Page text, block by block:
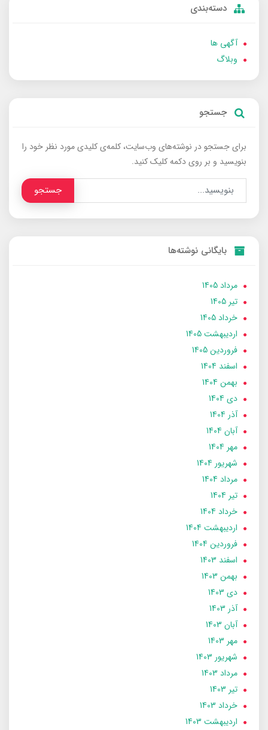
دسته‌بندی
آگهی ها
وبلاگ
جستجو
برای جستجو در نوشته‌های وب‌سایت، کلمه‌ی کلیدی مورد نظر خود را
بنویسید و بر روی دکمه کلیک کنید.
جستجو
بایگانی نوشته‌ها
مرداد 1405
تير 1405
خرداد 1405
ارديبهشت 1405
فروردین 1405
اسفند 1404
بهمن 1404
دی 1404
آذر 1404
آبان 1404
مهر 1404
شهریور 1404
مرداد 1404
تير 1404
خرداد 1404
ارديبهشت 1404
فروردین 1404
اسفند 1403
بهمن 1403
دی 1403
آذر 1403
آبان 1403
مهر 1403
شهریور 1403
مرداد 1403
تير 1403
خرداد 1403
ارديبهشت 1403